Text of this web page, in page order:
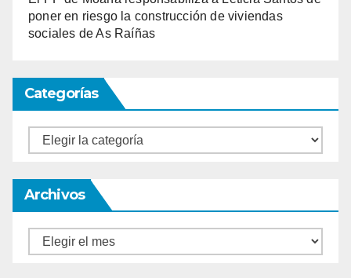
poner en riesgo la construcción de viviendas
sociales de As Raíñas
Categorías
Categorías
Archivos
Archivos